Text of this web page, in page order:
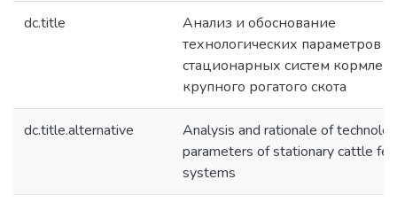
dc.title
Анализ и обоснование
технологических параметров
стационарных систем
крупного рогатого скота
dc.title.alternative
Analysis and rationale of
parameters of stationary cattle
systems